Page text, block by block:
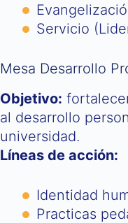
Servicio
Mesa Desarrollo
Objetivo:
al desarrollo
universidad.
Líneas de acción:
Identidad
Practicas